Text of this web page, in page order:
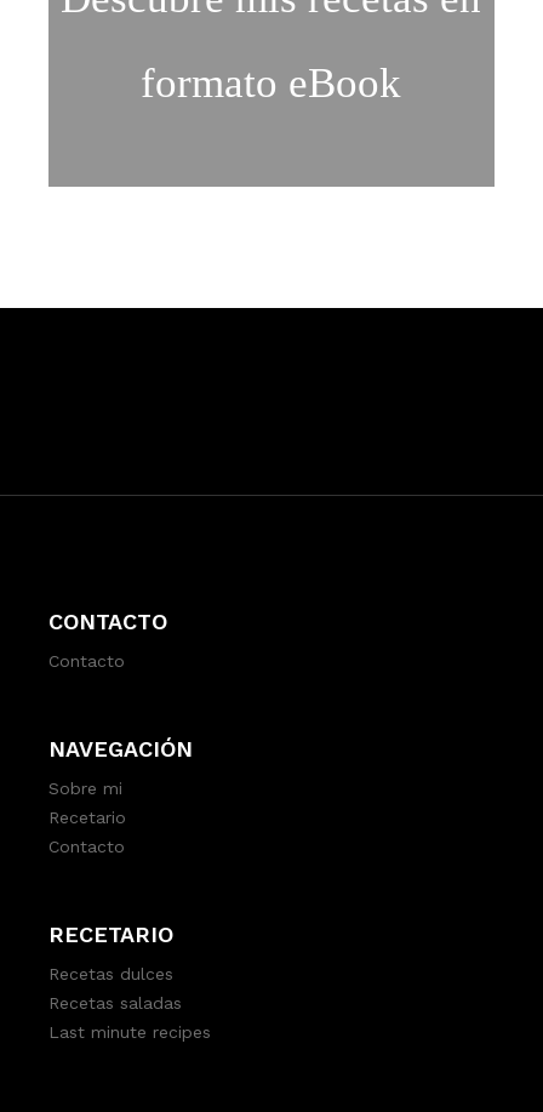
formato eBook
CONTACTO
Contacto
NAVEGACIÓN
Sobre mi
Recetario
Contacto
RECETARIO
Recetas dulces
Recetas saladas
Last minute recipes